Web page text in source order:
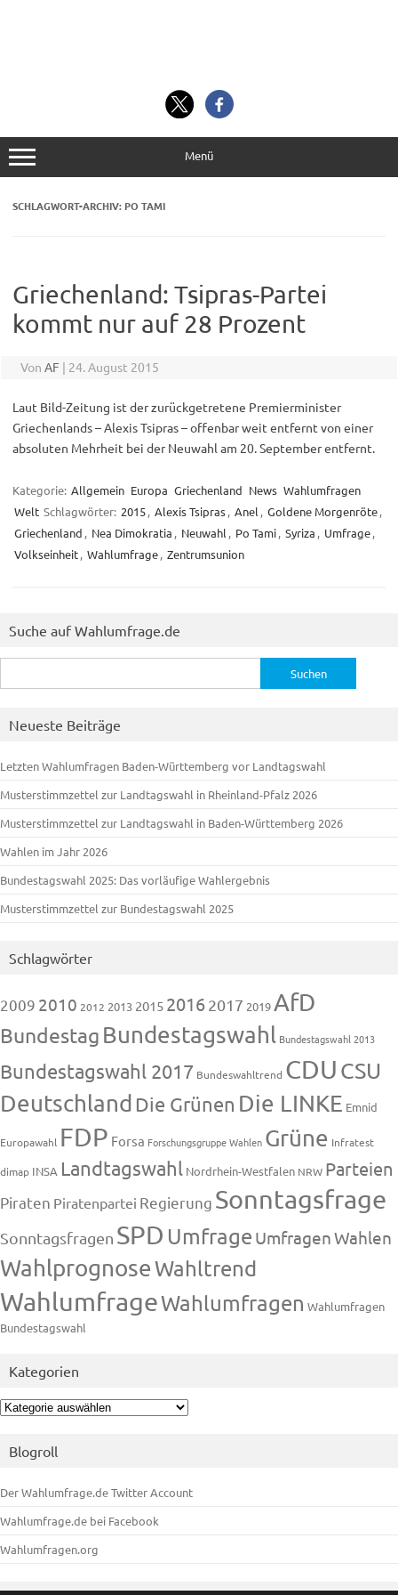
Menü
SCHLAGWORT-ARCHIV: PO TAMI
Griechenland: Tsipras-Partei
kommt nur auf 28 Prozent
Von AF | 24. August 2015
Laut Bild-Zeitung ist der zurückgetretene Premierminister
Griechenlands – Alexis Tsipras – offenbar weit entfernt von einer
absoluten Mehrheit bei der Neuwahl am 20. September entfernt.
Kategorie: Allgemein Europa Griechenland News Wahlumfragen
Welt Schlagwörter: 2015, Alexis Tsipras, Anel , Goldene Morgenröte,
Griechenland , Nea Dimokratia , Neuwahl , Po Tami, Syriza , Umfrage,
Volkseinheit, Wahlumfrage, Zentrumsunion
Suche auf Wahlumfrage.de
nach:
Neueste Beiträge
Letzten Wahlumfragen Baden-Württemberg vor Landtagswahl
Musterstimmzettel zur Landtagswahl in Rheinland-Pfalz 2026
Musterstimmzettel zur Landtagswahl in Baden-Württemberg 2026
Wahlen im Jahr 2026
Bundestagswahl 2025: Das vorläufige Wahlergebnis
Musterstimmzettel zur Bundestagswahl 2025
Schlagwörter
2009 2010 2012 2013 2015 20162017 2019AfD
Bundestag Bundestagswahl Bundestagswahl 2013
Bundestagswahl 2017 Bundeswahltrend CDUCSU
Deutschland Die Grünen Die LINKE Emnid
Europawahl FDP Forsa Forschungsgruppe Wahlen Grüne Infratest
dimap INSA Landtagswahl Nordrhein-Westfalen NRW Parteien
Piraten Piratenpartei Regierung Sonntagsfrage
Sonntagsfragen SPD Umfrage UmfragenWahlen
WahlprognoseWahltrend
WahlumfrageWahlumfragen Wahlumfragen
Bundestagswahl
Kategorien
Kategorien
Blogroll
Der Wahlumfrage.de Twitter Account
Wahlumfrage.de bei Facebook
Wahlumfragen.org